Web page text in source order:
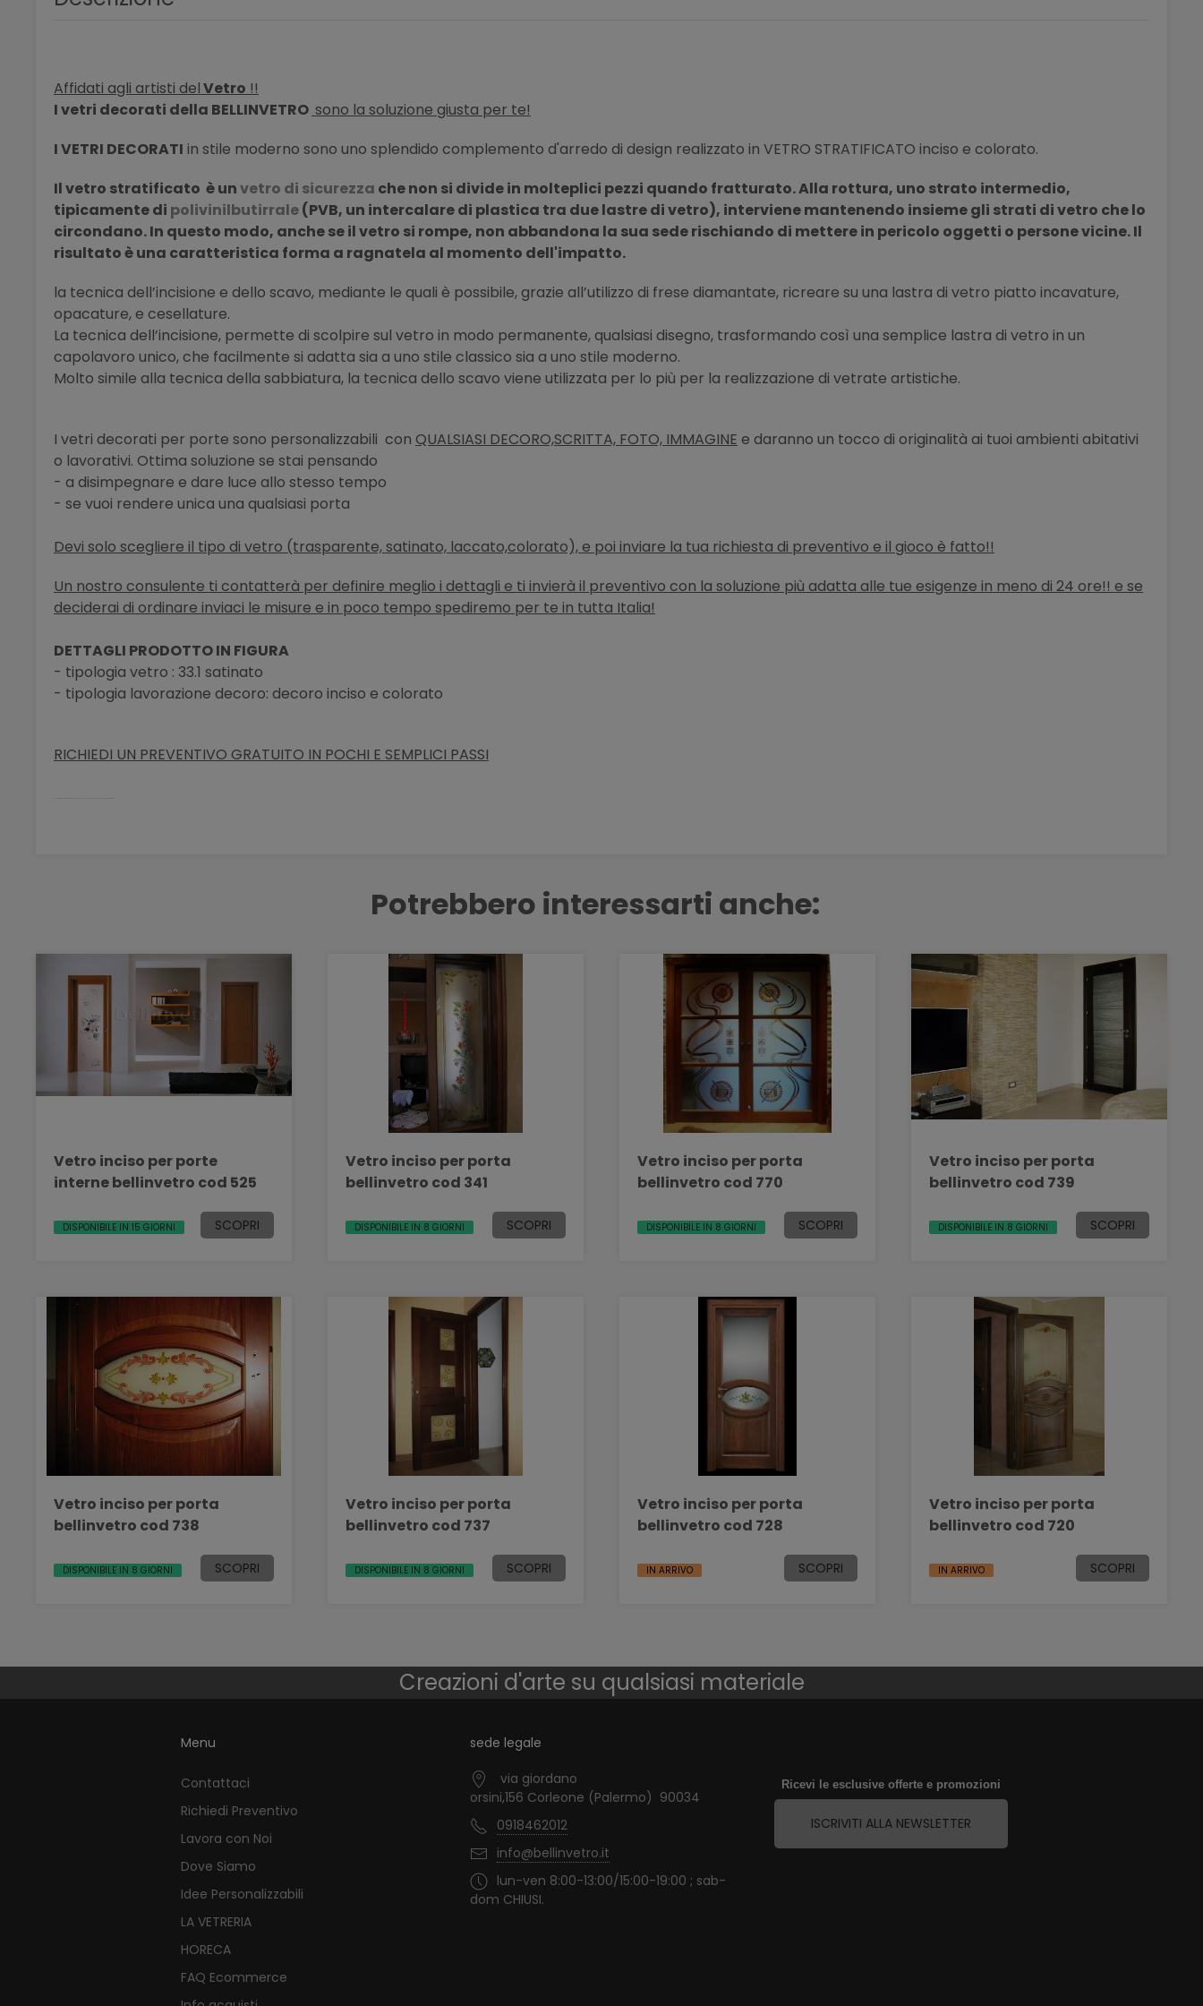
Affidati agli artisti delVetro !!
I vetri decorati della BELLINVETRO sono la soluzione giusta per te!
I VETRI DECORATI in stile moderno sono uno splendido complemento d'arredo di design realizzato in VETRO STRATIFICATO inciso e colorato.
Il vetro stratificato è unvetro di sicurezza che non si divide in molteplici pezzi quando fratturato. Alla rottura, uno strato intermedio,
tipicamentedi polivinilbutirrale(PVB, un intercalare di plastica tra due lastre di vetro), intervienemantenendo insieme gli strati di vetro che lo
circondano. In questo modo, anche se il vetro si rompe, non abbandona la sua sede rischiando di mettere in pericolo oggetti o persone vicine. Il
risultato è una caratteristica forma a ragnatela al momento dell'impatto.
la tecnica dell’incisione e dello scavo, mediante le quali è possibile, grazie all’utilizzo di frese diamantate, ricreare su una lastra di vetro piatto incavature,
opacature, e cesellature.
La tecnica dell’incisione, permette di scolpire sul vetro in modo permanente, qualsiasi disegno, trasformando così una semplice lastra di vetro in un
capolavoro unico, che facilmente si adatta sia a uno stile classico sia a uno stile moderno.
Molto simile alla tecnica della sabbiatura, la tecnica dello scavo viene utilizzata per lo più per la realizzazione di vetrate artistiche.
I vetri decorati per porte sono personalizzabili con QUALSIASI DECORO,SCRITTA, FOTO, IMMAGINE e daranno un tocco di originalità ai tuoi ambienti abitativi
o lavorativi. Ottima soluzione se stai pensando
- a disimpegnare e dare luce allo stesso tempo
- se vuoi rendere unica una qualsiasi porta
Devi solo scegliere il tipo di vetro (trasparente, satinato, laccato,colorato), e poi inviare la tua richiesta di preventivo e il gioco è fatto!!
Un nostro consulente ti contatterà per definire meglio i dettagli e ti invierà il preventivo con la soluzione più adatta alle tue esigenze in meno di 24 ore!! e se
deciderai di ordinare inviaci le misure e in poco tempo spediremo per te in tutta Italia!
DETTAGLI PRODOTTO IN FIGURA
- tipologia vetro : 33.1 satinato
- tipologia lavorazione decoro: decoro inciso e colorato
RICHIEDI UN PREVENTIVO GRATUITO IN POCHI E SEMPLICI PASSI
Potrebbero interessarti anche:
Vetro inciso per porte
interne bellinvetro cod 525
DISPONIBILE IN 15 GIORNI SCOPRI
Vetro inciso per porta
bellinvetro cod 341
DISPONIBILE IN 8 GIORNI SCOPRI
Vetro inciso per porta
bellinvetro cod 770
DISPONIBILE IN 8 GIORNI SCOPRI
Vetro inciso per porta
bellinvetro cod 739
DISPONIBILE IN 8 GIORNI SCOPRI
Vetro inciso per porta
bellinvetro cod 738
DISPONIBILE IN 8 GIORNI SCOPRI
Vetro inciso per porta
bellinvetro cod 737
DISPONIBILE IN 8 GIORNI SCOPRI
Vetro inciso per porta
bellinvetro cod 728
IN ARRIVO SCOPRI
Vetro inciso per porta
bellinvetro cod 720
IN ARRIVO SCOPRI
Creazioni d'arte su qualsiasi materiale
Menu
Contattaci
Richiedi Preventivo
Lavora con Noi
Dove Siamo
Idee Personalizzabili
LA VETRERIA
HORECA
FAQ Ecommerce
sede legale
via giordano
orsini,156 Corleone (Palermo) 90034
0918462012
info@bellinvetro.it
lun-ven 8:00-13:00/15:00-19:00 ; sab-
dom CHIUSI.
Ricevi le esclusive offerte e promozioni
ISCRIVITI ALLA NEWSLETTER